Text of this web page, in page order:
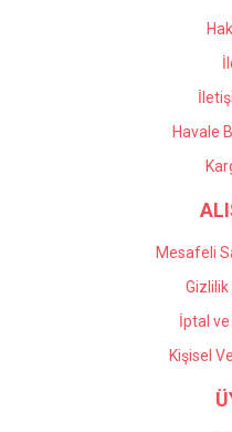
Havale
Mesafeli
Gizlilik
İptal ve
Kişisel